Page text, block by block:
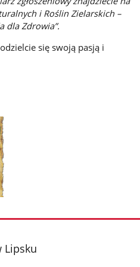
i Roślin Zielarskich –
dla Zdrowia”.
się swoją pasją i
Lipsku